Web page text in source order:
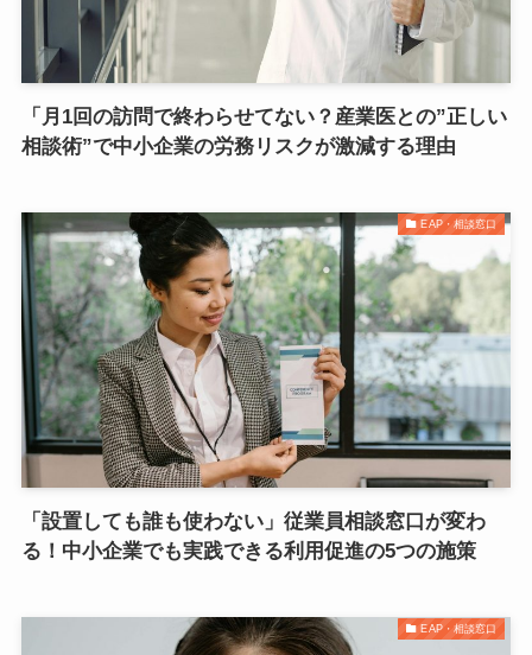
「月1回の訪問で終わらせてない？産業医との”正しい
相談術”で中小企業の労務リスクが激減する理由
EAP・相談窓口
「設置しても誰も使わない」従業員相談窓口が変わ
る！中小企業でも実践できる利用促進の5つの施策
EAP・相談窓口